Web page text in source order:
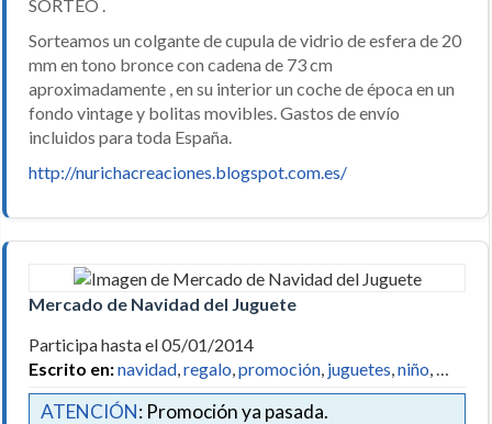
SORTEO .
Sorteamos un colgante de cupula de vidrio de esfera de 20
mm en tono bronce con cadena de 73 cm
aproximadamente , en su interior un coche de época en un
fondo vintage y bolitas movibles. Gastos de envío
incluidos para toda España.
http://nurichacreaciones.blogspot.com.es/
Mercado de Navidad del Juguete
Participa hasta el 05/01/2014
Escrito en:navidad,regalo,promoción, juguetes,niño, …
ATENCIÓN: Promoción ya pasada.